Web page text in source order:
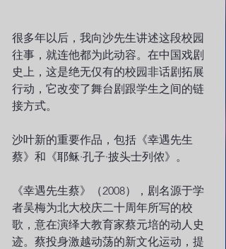
很多年以后，我向沙先生讲述这段校园
往事，就连他都为此动容。在中国戏剧
史上，这是绝无仅有的校园非话剧拓展
行动，它改变了舞台剧跟学生之间的链
接方式。
沙叶新的重要作品，包括《幸遇先生
蔡》和《耶稣·孔子·披头士列侬》。
《幸遇先生蔡》（2008），剧名源于学
者吴梅为北大校庆二十周年所写的校
歌，意在演绎大教育家蔡元培的动人史
迹。蔡投身激越动荡的新文化运动，提